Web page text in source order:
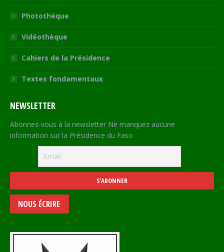
Photothèque
Vidéothèque
Cahiers de la Présidence
Textes fondamentaux
NEWSLETTER
Abonnez-vous à la newsletter Ne manquez aucune
information sur la Présidence du Faso
NOUS ÉCRIRE